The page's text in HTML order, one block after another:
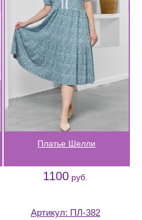
Платье Шелли
1100 руб.
Артикул: ПЛ-382